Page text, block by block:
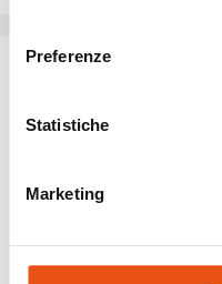
Preferenze
Statistiche
Marketing